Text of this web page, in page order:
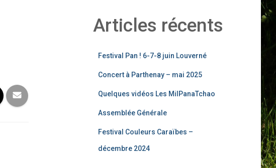
Articles récents
Festival Pan ! 6-7-8 juin Louverné
Concert à Parthenay – mai 2025
Quelques vidéos Les MilPanaTchao
Assemblée Générale
Festival Couleurs Caraïbes –
décembre 2024